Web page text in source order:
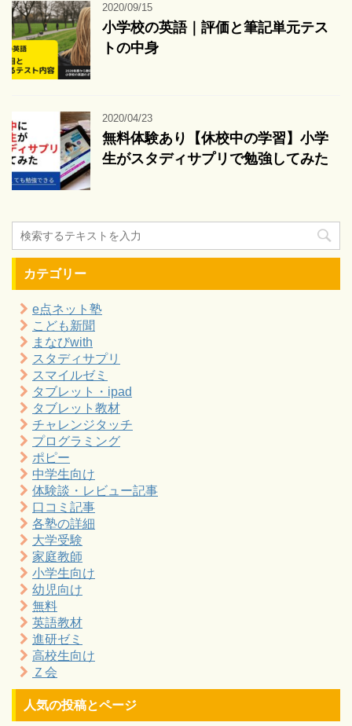
2020/09/15
小学校の英語｜評価と筆記単元テス
トの中身
2020/04/23
無料体験あり【休校中の学習】小学
生がスタディサプリで勉強してみた
カテゴリー
e点ネット塾
こども新聞
まなびwith
スタディサプリ
スマイルゼミ
タブレット・ipad
タブレット教材
チャレンジタッチ
プログラミング
ポピー
中学生向け
体験談・レビュー記事
口コミ記事
各塾の詳細
大学受験
家庭教師
小学生向け
幼児向け
無料
英語教材
進研ゼミ
高校生向け
Ｚ会
人気の投稿とページ